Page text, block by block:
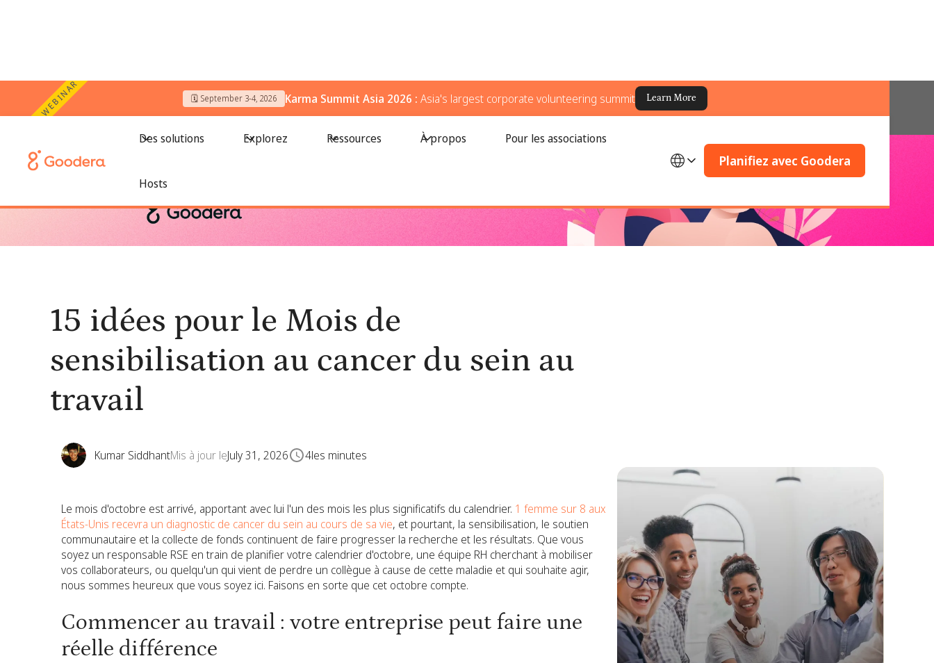
WEBINAR 🗓️ September 3-4, 2026 Karma Summit Asia 2026 : Asia's largest corporate volunteering summit Learn More
Des solutions Explorez Ressources À propos Pour les associations
Hosts
Planifiez avec Goodera
← Tous les blogs 15 idées pour le Mois de sensibilisation au cancer du sein au travail
15 idées pour le Mois de
sensibilisation au cancer du sein au
travail
Kumar SiddhantMis à jour leJuly 31, 2026 4les minutes
Le mois d'octobre est arrivé, apportant avec lui l'un des mois les plus significatifs du calendrier. 1 femme sur 8 aux
États-Unis recevra un diagnostic de cancer du sein au cours de sa vie, et pourtant, la sensibilisation, le soutien
communautaire et la collecte de fonds continuent de faire progresser la recherche et les résultats. Que vous
soyez un responsable RSE en train de planifier votre calendrier d'octobre, une équipe RH cherchant à mobiliser
vos collaborateurs, ou quelqu'un qui vient de perdre un collègue à cause de cette maladie et qui souhaite agir,
nous sommes heureux que vous soyez ici. Faisons en sorte que cet octobre compte.
Commencer au travail : votre entreprise peut faire une
réelle différence